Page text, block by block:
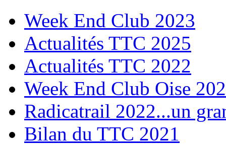
Week End Club 2023
Actualités TTC 2025
Actualités TTC 2022
Week End Club Oise
Radicatrail 2022...un
Bilan du TTC 2021